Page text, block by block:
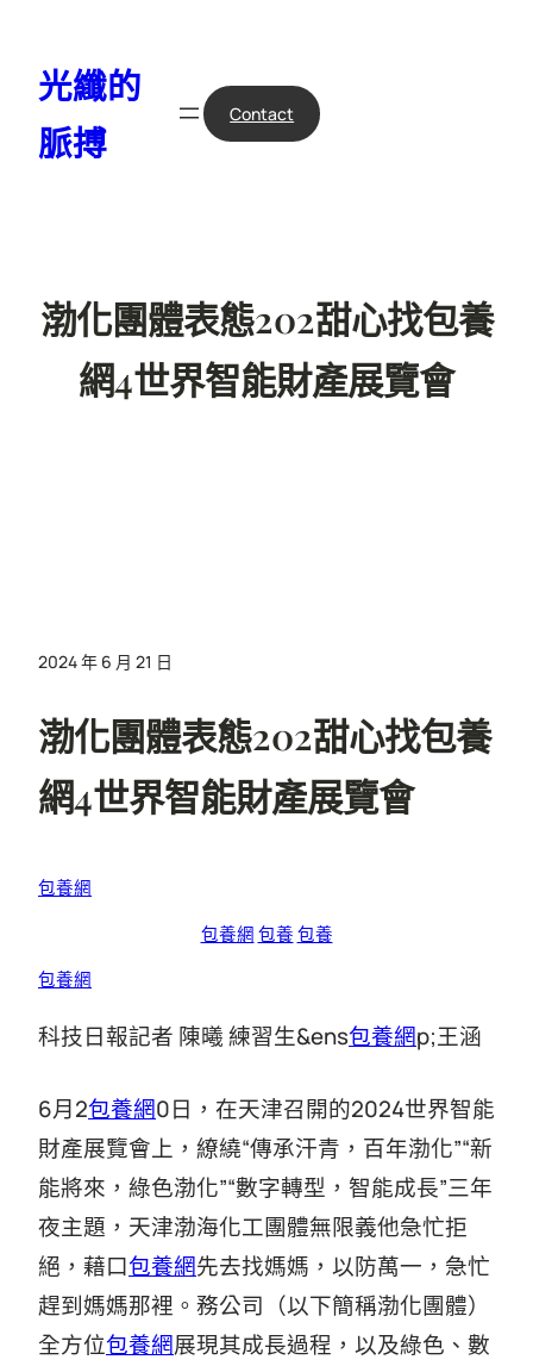
光纖的
脈搏
Contact
渤化團體表態202甜心找包養
網4世界智能財產展覽會
2024 年 6 月 21 日
渤化團體表態202甜心找包養
網4世界智能財產展覽會
包養網
包養網 包養 包養
包養網
科技日報記者 陳曦 練習生&ens包養網p;王涵
6月2包養網0日，在天津召開的2024世界智能
財產展覽會上，繚繞“傳承汗青，百年渤化”“新
能將來，綠色渤化”“數字轉型，智能成長”三年
夜主題，天津渤海化工團體無限義他急忙拒
絕，藉口包養網先去找媽媽，以防萬一，急忙
趕到媽媽那裡。務公司（以下簡稱渤化團體）
全方位包養網展現其成長過程，以及綠色、數